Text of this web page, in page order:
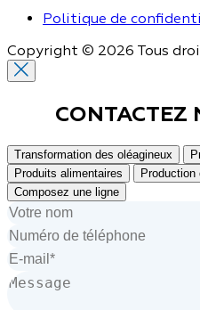
Politique de
Copyright © 2026 Tous
CONTACTEZ
Transformation des oléagineux
Produits alimentaires
Production
Composez une ligne